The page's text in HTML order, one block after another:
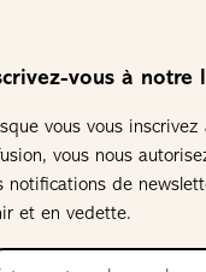
vous à notre
vous vous
vous nous
notifications de
et en vedette.